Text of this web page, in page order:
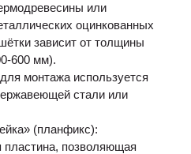
или
оцинкованных
зависит от толщины
600 мм).
монтажа используется
стали или
(планфикс):
пластина, позволяющая